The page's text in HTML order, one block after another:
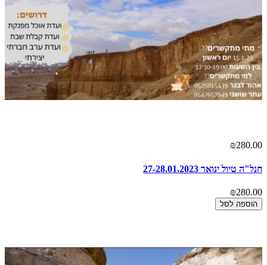
₪280.00
חנל"ה טיול ינואר 27-28.01.2023
₪280.00
הוספה לסל